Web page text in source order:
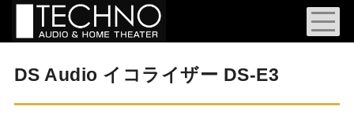
DS Audio イコライザー DS-E3